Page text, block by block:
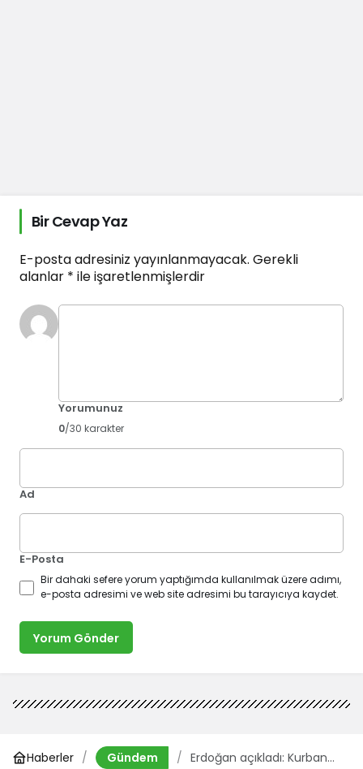
Bir Cevap Yaz
E-posta adresiniz yayınlanmayacak. Gerekli
alanlar * ile işaretlenmişlerdir
Yorumunuz
0/30 karakter
Ad
E-Posta
Bir dahaki sefere yorum yaptığımda kullanılmak üzere adımı,
e-posta adresimi ve web site adresimi bu tarayıcıya kaydet.
Yorum Gönder
Haberler Gündem
Erdoğan açıkladı: Kurban